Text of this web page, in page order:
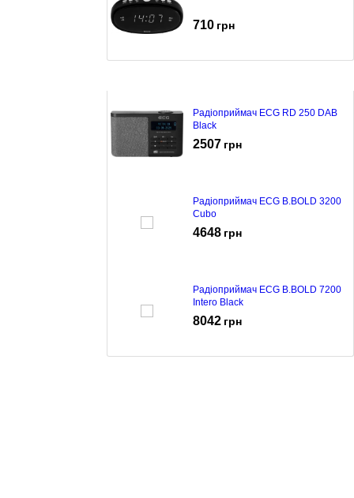
710 грн
Радіоприймач ECG RD 250 DAB
Black
2507 грн
Радіоприймач ECG B.BOLD 3200
Cubo
4648 грн
Радіоприймач ECG B.BOLD 7200
Intero Black
8042 грн